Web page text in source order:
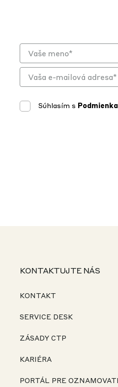
Súhlasím s
KONTAKTUJTE NÁS
KONTAKT
SERVICE DESK
ZÁSADY CTP
KARIÉRA
PORTÁL PRE